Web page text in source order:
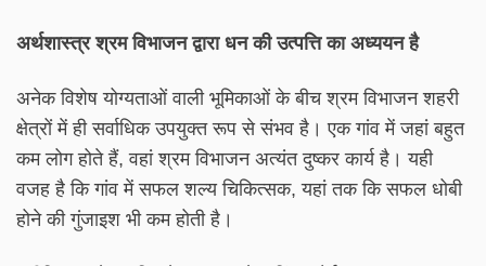
अर्थशास्त्र श्रम विभाजन द्वारा धन की उत्पत्ति का अध्ययन है
अनेक विशेष योग्यताओं वाली भूमिकाओं के बीच श्रम विभाजन शहरी
क्षेत्रों में ही सर्वाधिक उपयुक्त रूप से संभव है। एक गांव में जहां बहुत
कम लोग होते हैं, वहां श्रम विभाजन अत्यंत दुष्कर कार्य है। यही
वजह है कि गांव में सफल शल्य चिकित्सक, यहां तक कि सफल धोबी
होने की गुंजाइश भी कम होती है।